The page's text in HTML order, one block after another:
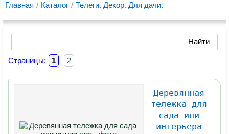
Главная / Каталог / Телеги. Декор. Для дачи.
Страницы: 1 2
Деревянная
тележка для
сада или
интерьера